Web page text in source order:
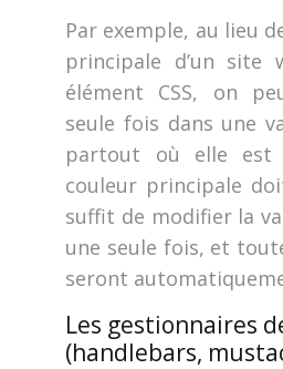
Par exemple, au lieu
principale d’un site
élément CSS, on
seule fois dans une
partout où elle est
couleur principale
suffit de modifier la
une seule fois, et
seront
Les gestionnaires
(handlebars,